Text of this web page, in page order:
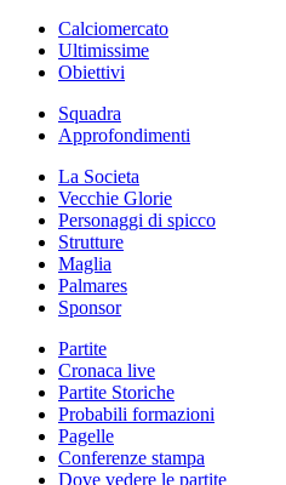
Calciomercato
Ultimissime
Obiettivi
Squadra
Approfondimenti
La Societa
Vecchie Glorie
Personaggi di spicco
Strutture
Maglia
Palmares
Sponsor
Partite
Cronaca live
Partite Storiche
Probabili formazioni
Pagelle
Conferenze stampa
Dove vedere le partite